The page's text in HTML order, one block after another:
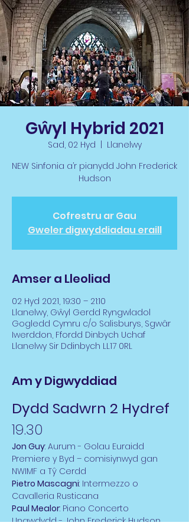
Gŵyl Hybrid 2021
Sad, 02 Hyd
Llanelwy
NEW Sinfonia a’r pianydd John Frederick
Hudson
Cofrestru ar Gau
Gweler digwyddiadau eraill
Amser a Lleoliad
02 Hyd 2021, 19:30 – 21:10
Llanelwy, Gŵyl Gerdd Ryngwladol
Gogledd Cymru c/o Salisburys, Sgwâr
Iwerddon, Ffordd Dinbych Uchaf
Llanelwy Sir Ddinbych LL17 0RL
Am y Digwyddiad
Dydd Sadwrn 2 Hydref
19.30
Jon Guy: Aurum - Golau Euraidd
Premiere y Byd – comisiynwyd gan
NWIMF a Tŷ Cerdd
Pietro Mascagni: Intermezzo o
Cavalleria Rusticana
Paul Mealor: Piano Concerto
Unawdydd - John Frederick Hudson